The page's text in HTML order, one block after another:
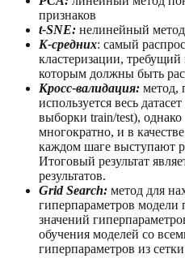
признаков
t-SNE: нелинейный
K-средних: самый
кластеризации, требущий
которым должны быть
Кросс-валидация: метод,
используется весь
выборки train/test),
многократно, и в
каждом шаге выступают
Итоговый результат
результатов.
Grid Search: метод для
гиперпараметров модели
значений
обучения моделей со
гиперпараметров из